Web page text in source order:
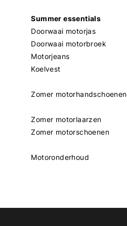
Summer essentials
Doorwaai motorjas
Doorwaai motorbroek
Motorjeans
Koelvest
Zomer motorhandschoenen
Zomer motorlaarzen
Zomer motorschoenen
Motoronderhoud